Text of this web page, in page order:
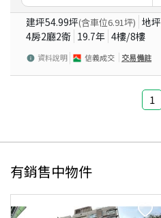
建坪54.99坪(含車位6.91坪) 地坪
4房2廳2衛 19.7年 4樓/8樓
資料說明 信義成交 交易備註
1
有銷售中物件